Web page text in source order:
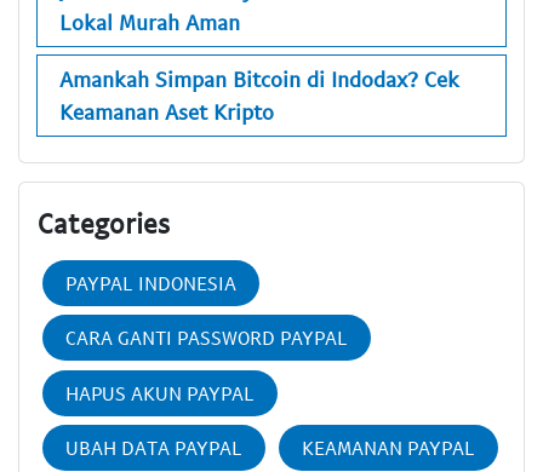
Lokal Murah Aman
Amankah Simpan Bitcoin di Indodax? Cek
Keamanan Aset Kripto
Categories
PAYPAL INDONESIA
CARA GANTI PASSWORD PAYPAL
HAPUS AKUN PAYPAL
UBAH DATA PAYPAL KEAMANAN PAYPAL